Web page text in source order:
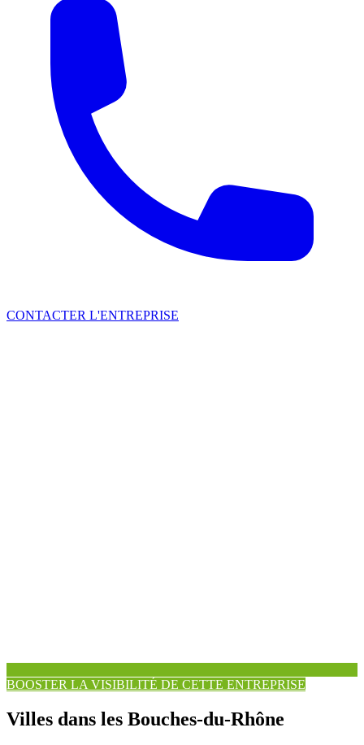
CONTACTER L'ENTREPRISE
BOOSTER LA VISIBILITÉ DE CETTE ENTREPRISE
Villes dans les Bouches-du-Rhône